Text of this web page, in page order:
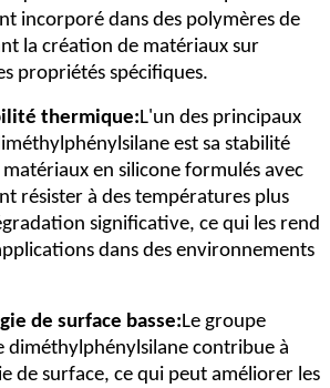
incorporé dans des polymères de
la création de matériaux sur
propriétés spécifiques.
thermique:L'un des principaux
est sa stabilité
en silicone formulés avec
résister à des températures plus
significative, ce qui les rend
dans des environnements
de surface basse:Le groupe
diméthylphénylsilane contribue à
de surface, ce qui peut améliorer les